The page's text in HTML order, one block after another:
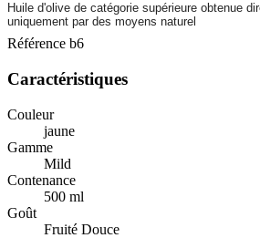
Huile d'olive de catégorie supérieure obtenue
uniquement par des moyens naturel
Référence b6
Caractéristiques
Couleur
jaune
Gamme
Mild
Contenance
500 ml
Goût
Fruité Douce